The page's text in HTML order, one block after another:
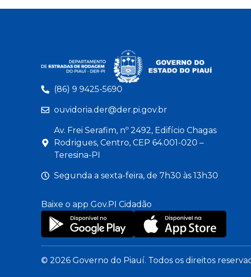
(86) 9 9425-5690
ouvidoria.der@der.pi.gov.br
Av. Frei Serafim, nº 2492, Edifício Chagas
Rodrigues, Centro, CEP 64.001-020 –
Teresina-PI
Segunda a sexta-feira, de 7h30 às 13h30
Baixe o app Gov.PI Cidadão
© 2026 Governo do Piauí. Todos os direitos